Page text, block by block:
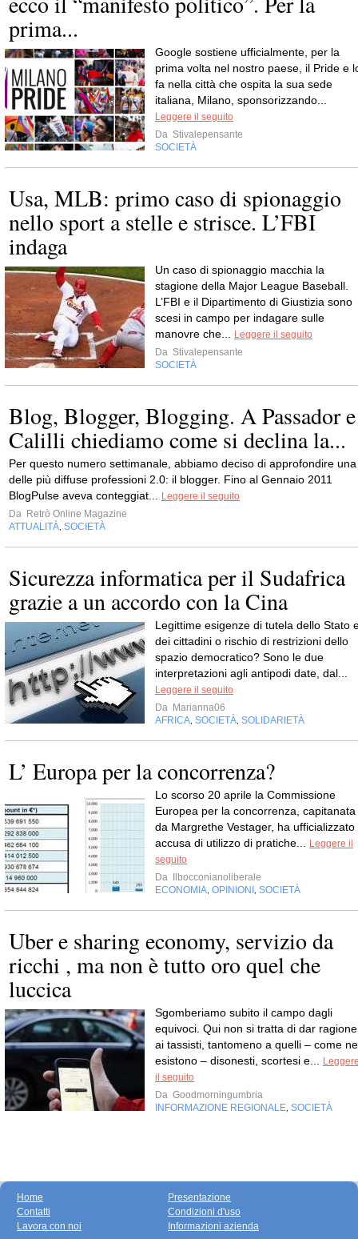
prima...
Google sostiene ufficialmente, per la
prima volta nel nostro paese, il Pride e
fa nella città che ospita la sua sede
italiana, Milano, sponsorizzando...
Leggere il seguito
Da Stivalepensante
SOCIETÀ
Usa, MLB: primo caso di spionaggio
nello sport a stelle e strisce. L’FBI
indaga
Un caso di spionaggio macchia la
stagione della Major League Baseball.
L’FBI e il Dipartimento di Giustizia sono
scesi in campo per indagare sulle
manovre che...
Leggere il seguito
Da Stivalepensante
SOCIETÀ
Blog, Blogger, Blogging. A Passador e
Calilli chiediamo come si declina la...
Per questo numero settimanale, abbiamo deciso di approfondire una
delle più diffuse professioni 2.0: il blogger. Fino al Gennaio 2011
BlogPulse aveva conteggiat...
Leggere il seguito
Da Retrò Online Magazine
ATTUALITÀ SOCIETÀ
Sicurezza informatica per il Sudafrica
grazie a un accordo con la Cina
Legittime esigenze di tutela dello Stato
dei cittadini o rischio di restrizioni dello
spazio democratico? Sono le due
interpretazioni agli antipodi date, dal...
Leggere il seguito
Da Marianna06
AFRICA SOCIETÀ SOLIDARIETÀ
L’ Europa per la concorrenza?
Lo scorso 20 aprile la Commissione
Europea per la concorrenza, capitanata
da Margrethe Vestager, ha ufficializzato
accusa di utilizzo di pratiche...
Leggere il
seguito
Da
Ilbocconianoliberale
ECONOMIA OPINIONI SOCIETÀ
Uber e sharing economy, servizio da
ricchi , ma non è tutto oro quel che
luccica
Sgomberiamo subito il campo dagli
equivoci. Qui non si tratta di dar ragione
ai tassisti, tantomeno a quelli – come ne
esistono – disonesti, scortesi e...
il seguito
Da Goodmorningumbria
INFORMAZIONE REGIONALE SOCIETÀ
Home
Contatti
Lavora con noi
Presentazione
Condizioni d'uso
Informazioni azienda